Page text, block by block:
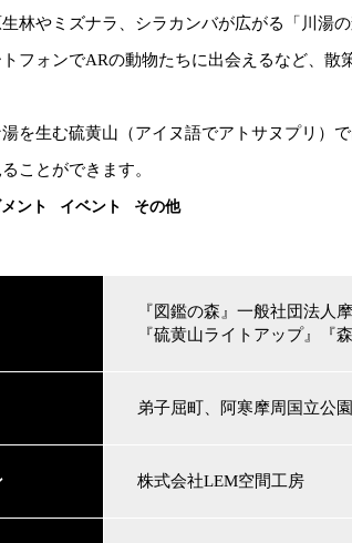
林やミズナラ、シラカンバが広がる 「川湯
フォンでARの動物たちに出会えるなど、散
を生む硫黄山（アイヌ語でアトサヌプリ）
ことができます。
ント イベント その他
『図鑑の森』一般社団法人
『硫黄山ライトアップ』『
弟子屈町、阿寒摩周国立公
株式会社LEM空間工房